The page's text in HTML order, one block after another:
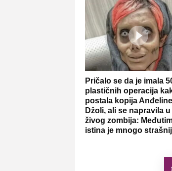
Pričalo se da je imala
plastičnih operacija
postala kopija Anđeline
Džoli, ali se napravila u
živog zombija:
istina je mnogo